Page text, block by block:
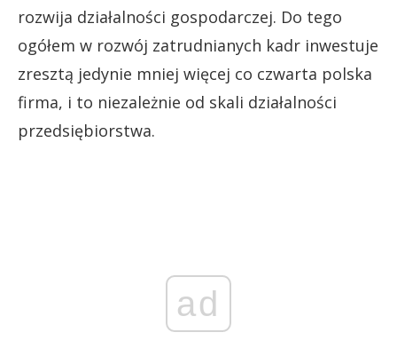
rozwija działalności gospodarczej. Do tego
ogółem w rozwój zatrudnianych kadr inwestuje
zresztą jedynie mniej więcej co czwarta polska
firma, i to niezależnie od skali działalności
przedsiębiorstwa.
ad